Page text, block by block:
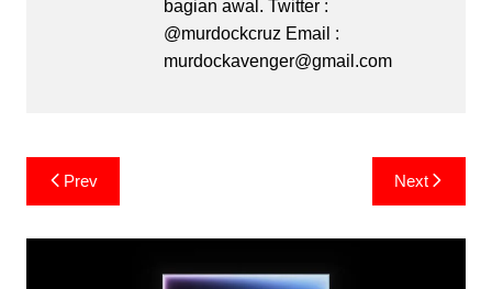
bagian awal. Twitter :
@murdockcruz Email :
murdockavenger@gmail.com
Post
navigation
Prev Next